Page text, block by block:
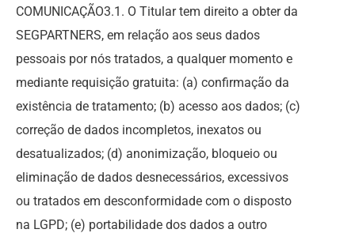
COMUNICAÇÃO3.1. O Titular tem direito a obter da
SEGPARTNERS, em relação aos seus dados
pessoais por nós tratados, a qualquer momento e
mediante requisição gratuita: (a) confirmação da
existência de tratamento; (b) acesso aos dados; (c)
correção de dados incompletos, inexatos ou
desatualizados; (d) anonimização, bloqueio ou
eliminação de dados desnecessários, excessivos
ou tratados em desconformidade com o disposto
na LGPD; (e) portabilidade dos dados a outro